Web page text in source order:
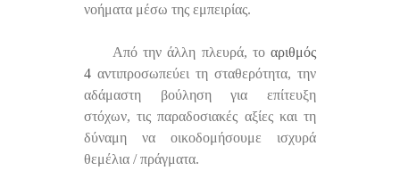
νοήματα μέσω της εμπειρίας.
Από την άλλη πλευρά, το αριθμός
4 αντιπροσωπεύει τη σταθερότητα, την
αδάμαστη βούληση για επίτευξη
στόχων, τις παραδοσιακές αξίες και τη
δύναμη να οικοδομήσουμε ισχυρά
θεμέλια / πράγματα.